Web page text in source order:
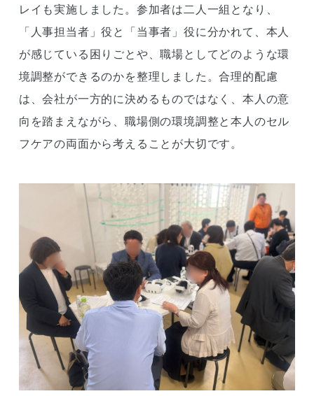
レイも実施しました。参加者は二人一組となり、
「人事担当者」役と「当事者」役に分かれて、本人
が感じている困りごとや、職場としてどのような環
境調整ができるのかを整理しました。合理的配慮
は、会社が一方的に決めるものではなく、本人の意
向を踏まえながら、職場側の環境調整と本人のセル
フケアの両面から考えることが大切です。